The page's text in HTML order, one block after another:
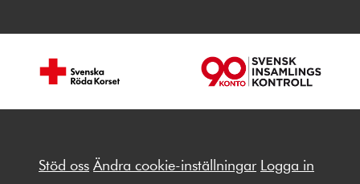
Stöd oss Ändra cookie-inställningar Logga in